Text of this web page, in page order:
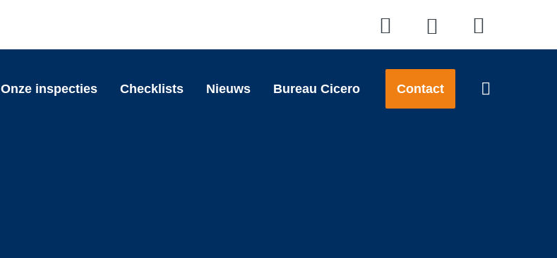
Onze inspecties Checklists Nieuws Bureau Cicero Contact